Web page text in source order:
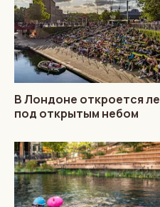
В Лондоне откроется
под открытым небом